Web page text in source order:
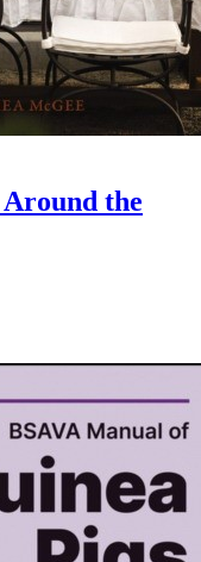
Around the